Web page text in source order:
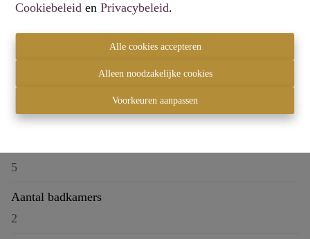
Cookiebeleid enPrivacybeleid.
Alle cookies accepteren
Alleen noodzakelijke cookies
Voorkeuren aanpassen
Algemeen
5
Aantal badkamers
2